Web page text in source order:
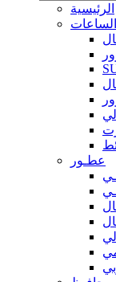
الرئيسية
الساعات
عطـور